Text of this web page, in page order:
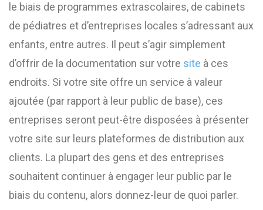
le biais de programmes extrascolaires, de cabinets
de pédiatres et d’entreprises locales s’adressant aux
enfants, entre autres. Il peut s’agir simplement
d’offrir de la documentation sur votre site à ces
endroits. Si votre site offre un service à valeur
ajoutée (par rapport à leur public de base), ces
entreprises seront peut-être disposées à présenter
votre site sur leurs plateformes de distribution aux
clients. La plupart des gens et des entreprises
souhaitent continuer à engager leur public par le
biais du contenu, alors donnez-leur de quoi parler.